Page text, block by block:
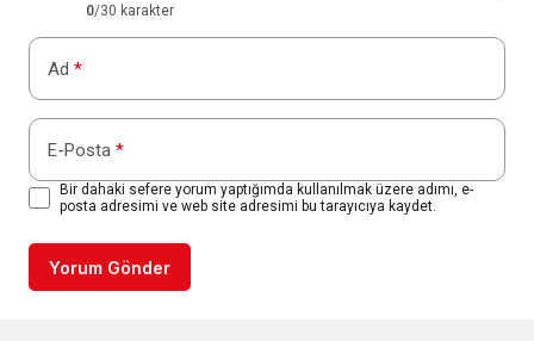
0/30 karakter
Ad *
E-Posta *
Bir dahaki sefere yorum yaptığımda kullanılmak üzere adımı, e-
posta adresimi ve web site adresimi bu tarayıcıya kaydet.
Yorum Gönder